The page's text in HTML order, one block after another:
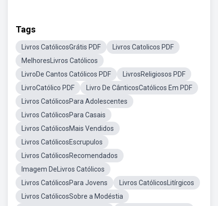
Tags
Livros CatólicosGrátis PDF
Livros Catolicos PDF
MelhoresLivros Católicos
LivroDe Cantos Católicos PDF
LivrosReligiosos PDF
LivroCatólico PDF
Livro De CânticosCatólicos Em PDF
Livros CatólicosPara Adolescentes
Livros CatólicosPara Casais
Livros CatólicosMais Vendidos
Livros CatólicosEscrupulos
Livros CatólicosRecomendados
Imagem DeLivros Católicos
Livros CatólicosPara Jovens
Livros CatólicosLitírgicos
Livros CatólicosSobre a Modéstia